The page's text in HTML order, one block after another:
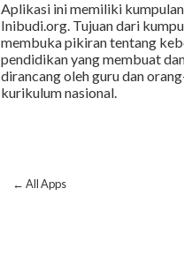
Aplikasi ini memiliki
Inibudi.org. Tujuan dari
membuka pikiran tentang
pendidikan yang membuat
dirancang oleh guru dan
kurikulum nasional.
← All Apps